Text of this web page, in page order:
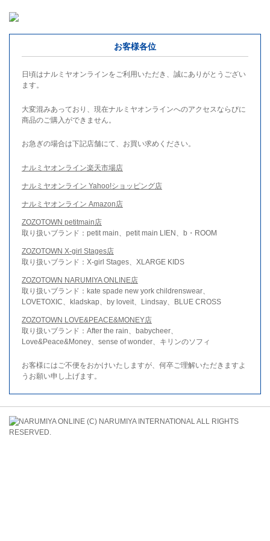
お客様各位
日頃はナルミヤオンラインをご利用いただき、誠にありがとうござい
ます。
大変混みあっており、現在ナルミヤオンラインへのアクセスならびに
商品のご購入ができません。
お急ぎの場合は下記店舗にて、お買い求めください。
ナルミヤオンライン楽天市場店
ナルミヤオンライン Yahoo!ショッピング店
ナルミヤオンライン Amazon店
ZOZOTOWN petitmain店
取り扱いブランド：petit main、petit main LIEN、b・ROOM
ZOZOTOWN X-girl Stages店
取り扱いブランド：X-girl Stages、XLARGE KIDS
ZOZOTOWN NARUMIYA ONLINE店
取り扱いブランド：kate spade new york childrenswear、
LOVETOXIC、kladskap、by loveit、Lindsay、BLUE CROSS
ZOZOTOWN LOVE&PEACE&MONEY店
取り扱いブランド：After the rain、babycheer、
Love&Peace&Money、sense of wonder、キリンのソフィ
お客様にはご不便をおかけいたしますが、何卒ご理解いただきますよ
うお願い申し上げます。